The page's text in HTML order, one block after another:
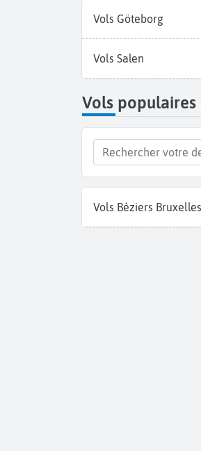
Vols Göteborg
Vols Salen
Vols
Vols Béziers Bruxelles